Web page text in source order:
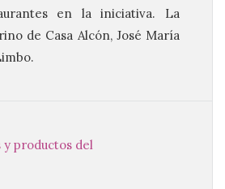
en la iniciativa. La
de Casa Alcón, José María
y productos del